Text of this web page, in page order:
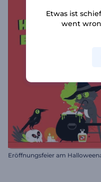
Etwas ist
went